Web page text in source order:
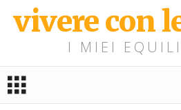
vivere con
I MIEI